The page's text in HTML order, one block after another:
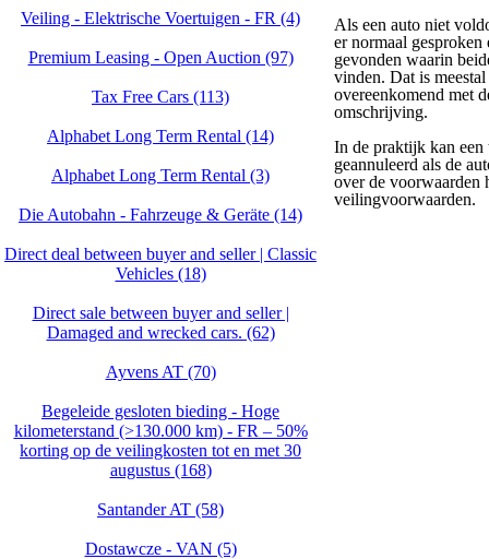
Veiling - Elektrische Voertuigen - FR (4)
Premium Leasing - Open Auction (97)
Tax Free Cars (113)
Alphabet Long Term Rental (14)
Alphabet Long Term Rental (3)
Die Autobahn - Fahrzeuge & Geräte (14)
Direct deal between buyer and seller | Classic
Vehicles (18)
Direct sale between buyer and seller |
Damaged and wrecked cars. (62)
Ayvens AT (70)
Begeleide gesloten bieding - Hoge
kilometerstand (>130.000 km) - FR – 50%
korting op de veilingkosten tot en met 30
augustus (168)
Santander AT (58)
Dostawcze - VAN (5)
Als een auto niet
er normaal
gevonden waarin
vinden. Dat is
overeenkomend met
omschrijving.
In de praktijk kan een
geannuleerd als de
over de voorwaarden
veilingvoorwaarden.